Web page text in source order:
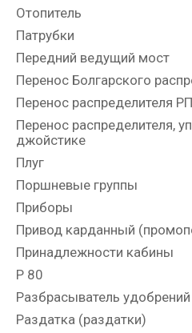
Отопитель
Патрубки
Передний ведущий мост
Перенос Болгарского
Перенос распределителя
Перенос распределителя,
джойстике
Плуг
Поршневые группы
Приборы
Привод карданный
Принадлежности кабины
Р 80
Разбрасыватель удобрений
Раздатка (раздатки)